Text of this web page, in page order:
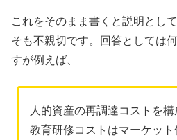
これをそのまま書くと説明とし
そも不親切です。回答としては
すが例えば、
人的資産の再調達コストを
教育研修コストはマーケッ